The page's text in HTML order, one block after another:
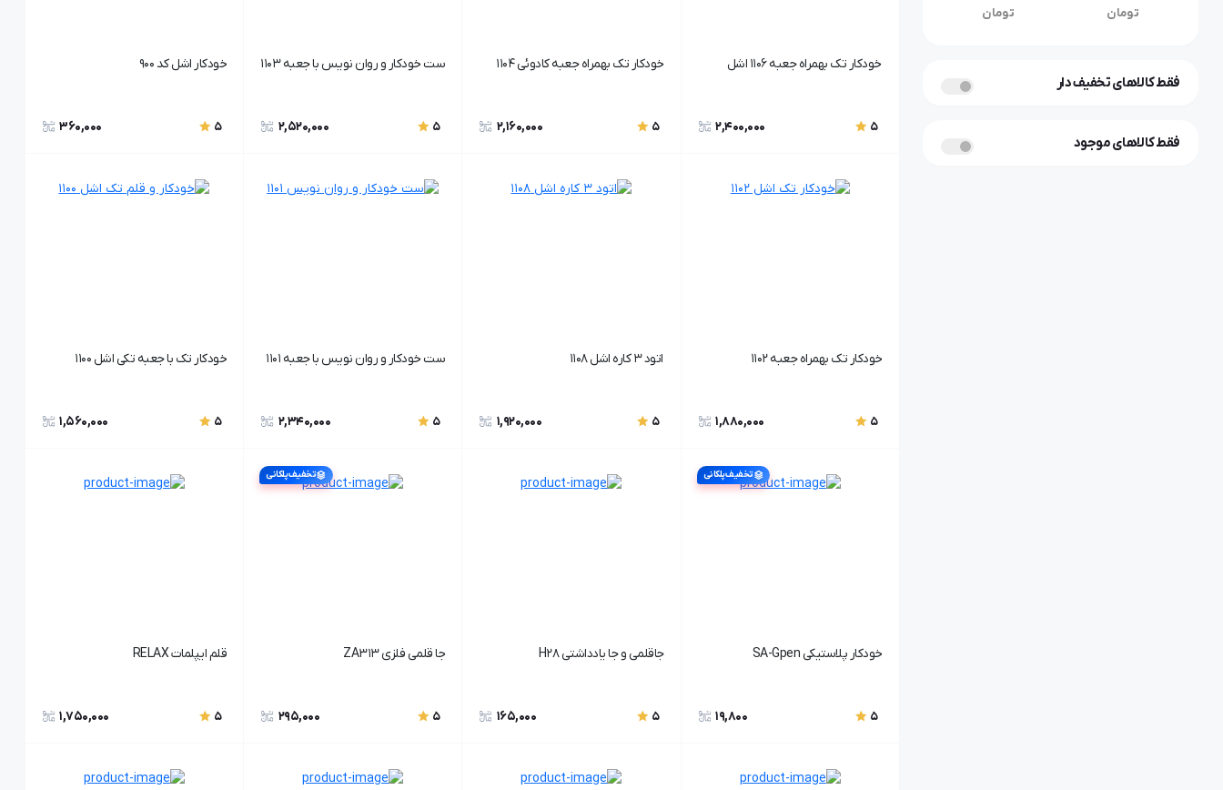
تومان تومان
فقط کالاهای تخفیف دار
فقط کالاهای موجود
خودکار تک بهمراه جعبه 1106 اشل
5
2,400,000
خودکار تک بهمراه جعبه کادوئی 1104
5
2,160,000
ست خودکار و روان نویس با جعبه 1103
5
2,520,000
خودکار اشل کد 900
5
360,000
خودکار تک بهمراه جعبه 1102
5
1,880,000
اتود 3 کاره اشل 1108
5
1,920,000
ست خودکار و روان نویس با جعبه 1101
5
2,340,000
خودکار تک با جعبه تکی اشل 1100
5
1,560,000
خودکار پلاستیکی SA-Gpen
5
19,800
تخفیف پلکانی
جاقلمی و جا یادداشتی H28
5
165,000
جا قلمی فلزی ZA313
5
295,000
تخفیف پلکانی
قلم ایپلمات RELAX
5
1,750,000